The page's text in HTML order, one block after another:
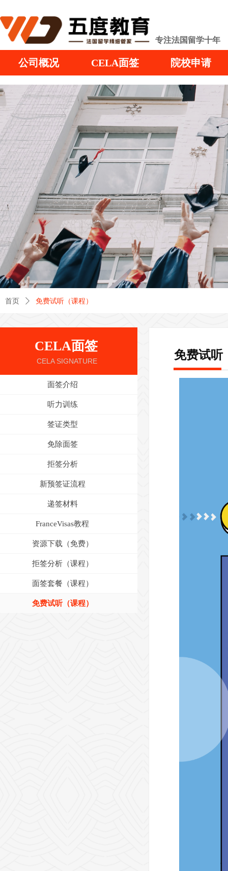
公司概况 CELA面签 院校申请
专注法国留学十年
首页 ꄲ 免费试听（课程）
面签介绍
听力训练
签证类型
免除面签
拒签分析
新预签证流程
递签材料
FranceVisas教程
资源下载（免费）
拒签分析（课程）
面签套餐（课程）
免费试听（课程）
CELA面签
CELA SIGNATURE 免费试听